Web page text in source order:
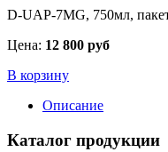
D-UAP-7MG, 750мл,
Цена: 12 800 руб
В корзину
Описание
Каталог продукции